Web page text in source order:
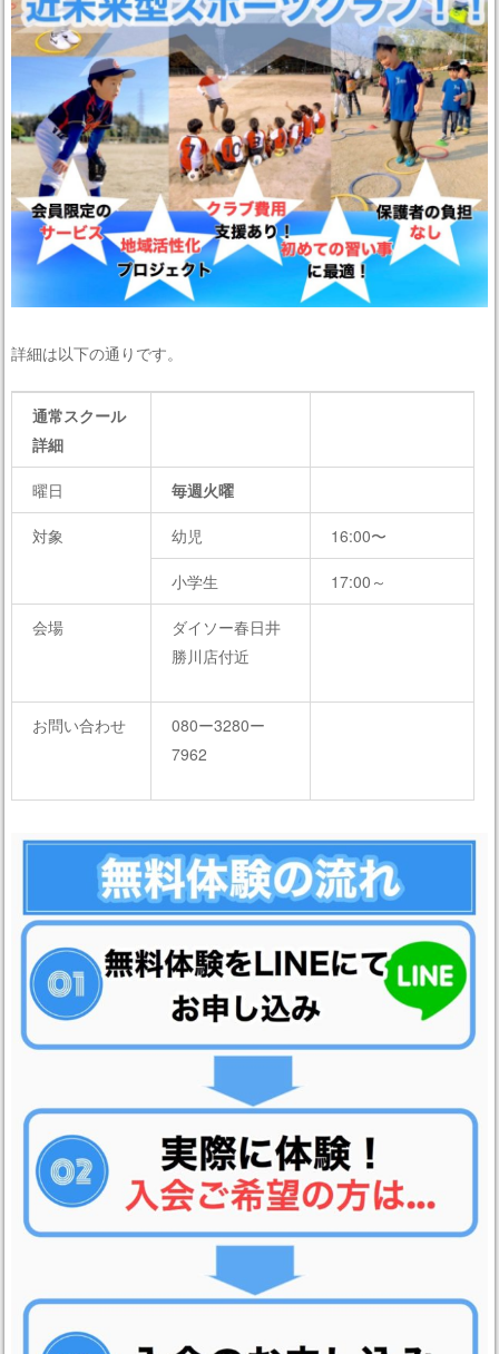
詳細は以下の通りです。
通常スクール
詳細
曜日 毎週火曜
対象 幼児 16:00〜
小学生 17:00～
会場
ダイソー春日井
勝川店付近
お問い合わせ
080ー3280ー
7962